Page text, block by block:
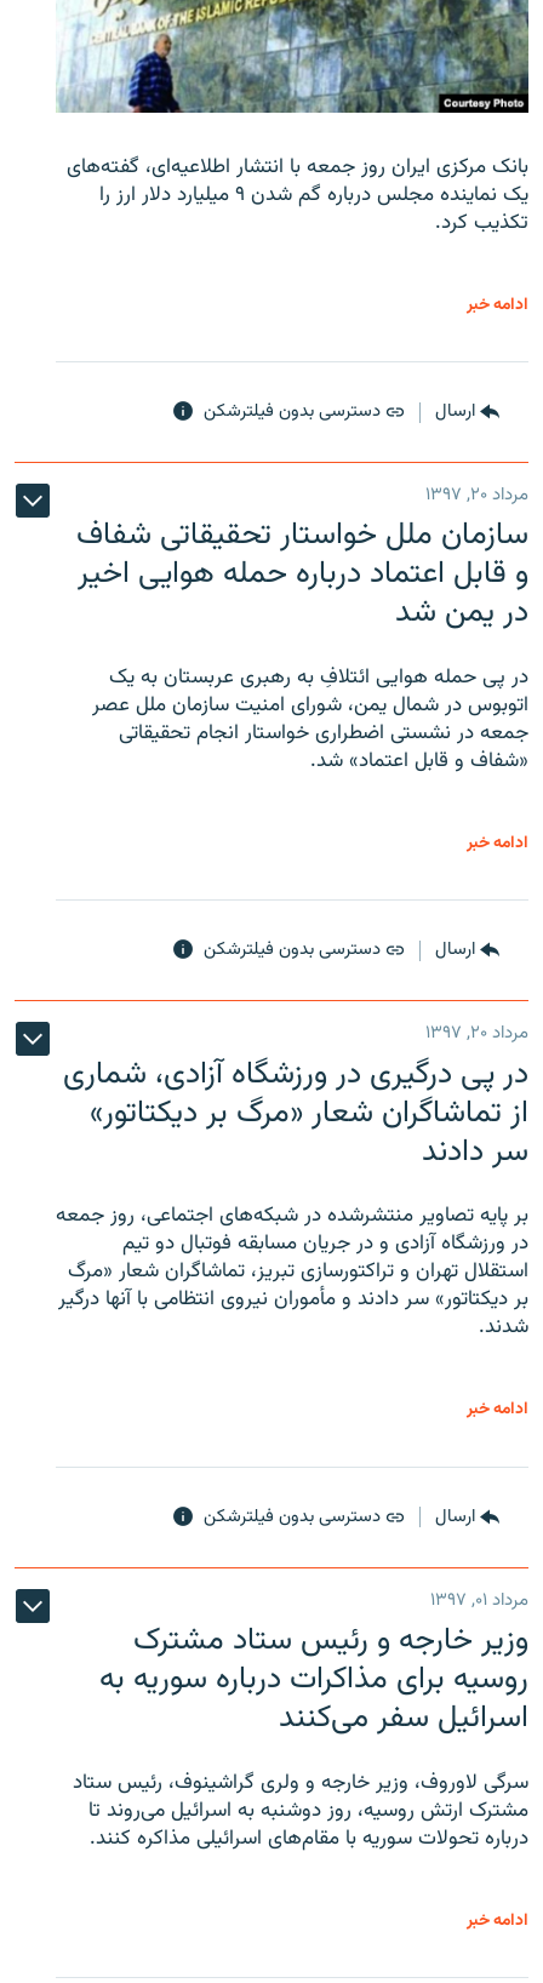
بانک مرکزی ایران روز جمعه با انتشار اطلاعیه‌ای، گفته‌های
یک نماینده مجلس درباره گم شدن ۹ میلیارد دلار ارز را
تکذیب کرد.
ادامه خبر
ارسال دسترسی بدون فیلترشکن
مرداد ۲۰, ۱۳۹۷
سازمان ملل خواستار تحقیقاتی شفاف
و قابل اعتماد درباره حمله هوایی اخیر
در یمن شد
در پی حمله هوایی ائتلافِ به رهبری عربستان به یک
اتوبوس در شمال یمن، شورای امنیت سازمان ملل عصر
جمعه در نشستی اضطراری خواستار انجام تحقیقاتی
«شفاف و قابل اعتماد» شد.
ادامه خبر
ارسال دسترسی بدون فیلترشکن
مرداد ۲۰, ۱۳۹۷
در پی درگیری در ورزشگاه آزادی، شماری
از تماشاگران شعار «مرگ بر دیکتاتور»
سر دادند
بر پایه تصاویر منتشرشده در شبکه‌های اجتماعی، روز جمعه
در ورزشگاه آزادی و در جریان مسابقه فوتبال دو تیم
استقلال تهران و تراکتورسازی تبریز، تماشاگران شعار «مرگ
بر دیکتاتور» سر دادند و مأموران نیروی انتظامی با آنها درگیر
شدند.
ادامه خبر
ارسال دسترسی بدون فیلترشکن
مرداد ۰۱, ۱۳۹۷
وزیر خارجه و رئیس‌ ستاد مشترک
روسیه برای مذاکرات درباره سوریه به
اسرائیل سفر می‌کنند
سرگی لاوروف، وزیر خارجه و ولری گراشینوف، رئیس ستاد
مشترک ارتش روسیه، روز دوشنبه به اسرائیل می‌روند تا
درباره تحولات سوریه با مقام‌های اسرائیلی مذاکره کنند.
ادامه خبر